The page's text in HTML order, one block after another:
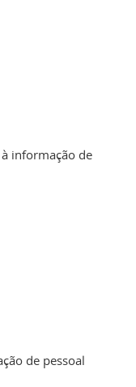
informação de
de pessoal